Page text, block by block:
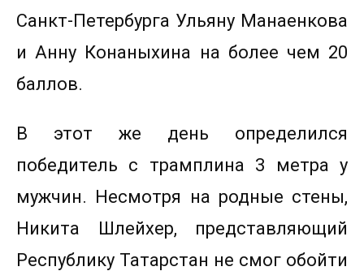
Санкт-Петербурга Ульяну Манаенкова
и Анну Конаныхина на более чем 20
баллов.
В этот же день определился
победитель с трамплина 3 метра у
мужчин. Несмотря на родные стены,
Никита Шлейхер, представляющий
Республику Татарстан не смог обойти